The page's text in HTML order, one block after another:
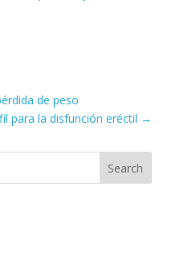
de peso
para la disfunción eréctil →
Search